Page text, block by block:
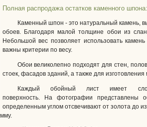
Полная распродажа остатков каменного
Каменный шпон - это натуральный камень,
обоев. Благодаря малой толщине обои из
Небольшой вес позволяет использовать
важны критерии по весу.
Обои великолепно подходят для стен,
стоек, фасадов зданий, а также для изготовления
Каждый обойный лист имеет
поверхность. На фотографии представлены
определенным углом отсвечивают от золота до